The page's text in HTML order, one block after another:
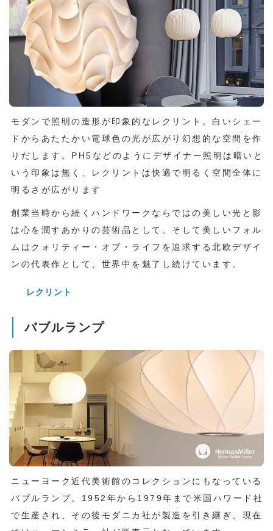
モダンで照明の造形が印象的なレクリント。白いシェー
ドからあたたかい電球色の光が広がり幻想的な空間を作
りだします。PH5などのようにデザイナー照明は暗いと
いう印象は無く、レクリントは快適で明るく空間全体に
明るさが広がります
創業当時から続くハンドワークならではの美しい光と影
は心を潤すあかりの芸術品として、そして美しいフォル
ムはクォリティー・オブ・ライフを追求する北欧デザイ
ンの代表作として、世界中を魅了し続けています。
レクリント
バブルランプ
ニューヨーク近代美術館のコレクションにもなっている
バブルランプ。1952年から1979年まで米国ハワード社
で生産され、その後モダニカ社が製造を引き継ぎ、現在